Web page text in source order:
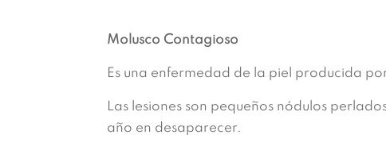
Molusco Contagioso
Es una enfermedad de la piel producida
Las lesiones son pequeños nódulos
año en desaparecer.